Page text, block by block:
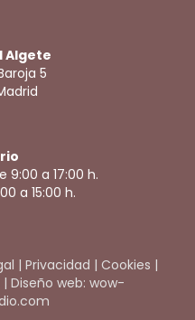
Algete
5
9:00 a 17:00 h.
a 15:00 h.
| Privacidad | Cookies |
| Diseño web: wow-